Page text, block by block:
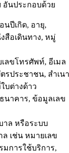
อันประกอบด้วย
นปีเกิด, อายุ,
สือเดินทาง, หมู่
ลขโทรศัพท์, อีเมล
รประชาชน, สำเนา
บต่างด้าว
นาคาร, ข้อมูลเลข
าล หรือระบบ
เช่น หมายเลข
มการใช้บริการ,